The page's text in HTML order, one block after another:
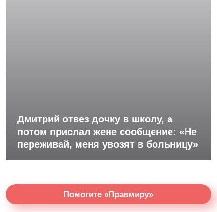
Дмитрий отвез дочку в школу, а
потом прислал жене сообщение: «Не
переживай, меня увозят в больницу»
Помогите «Правмиру»